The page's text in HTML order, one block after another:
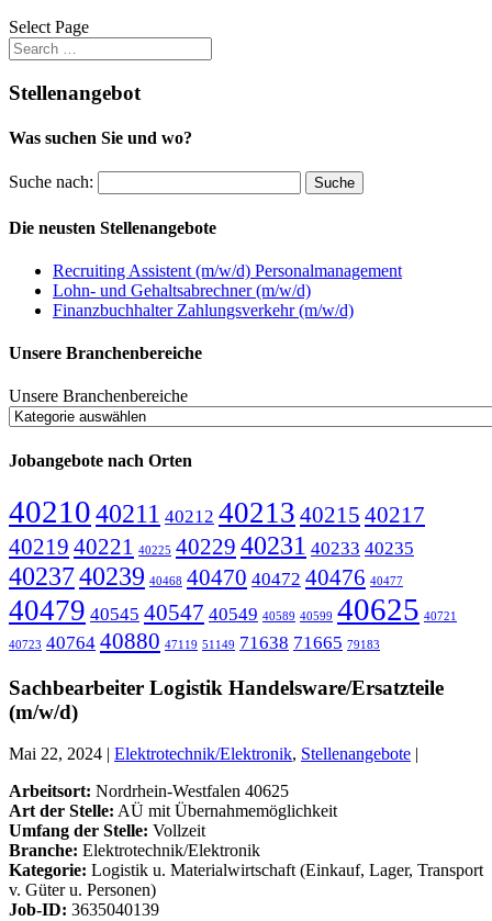
Select Page
Stellenangebot
Was suchen Sie und wo?
Suche nach:
Die neusten Stellenangebote
Recruiting Assistent (m/w/d) Personalmanagement
Lohn- und Gehaltsabrechner (m/w/d)
Finanzbuchhalter Zahlungsverkehr (m/w/d)
Unsere Branchenbereiche
Unsere Branchenbereiche
Jobangebote nach Orten
4021040211 40212 40213 40215 40217
40219 40221 40225 40229 40231 40233 40235
4023740239 40468 40470 40472 40476 40477
40479 40545 40547 40549 40589 40599 40625 40721
40723 40764 40880 47119 51149 71638 71665 79183
Sachbearbeiter Logistik Handelsware/Ersatzteile
(m/w/d)
Mai 22, 2024 | Elektrotechnik/Elektronik, Stellenangebote |
Arbeitsort: Nordrhein-Westfalen 40625
Art der Stelle: AÜ mit Übernahmemöglichkeit
Umfang der Stelle: Vollzeit
Branche: Elektrotechnik/Elektronik
Kategorie: Logistik u. Materialwirtschaft (Einkauf, Lager, Transport
v. Güter u. Personen)
Job-ID: 3635040139